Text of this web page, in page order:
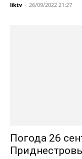
liktv - 26/09/2022 21:27
Погода 26